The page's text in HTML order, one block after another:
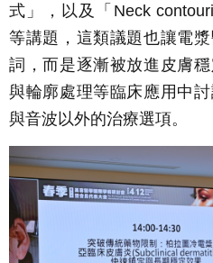
式」，以及「Neck
等講題，這類議題也讓電
詞，而是逐漸被放進皮膚
與輪廓處理等臨床應用中
與音波以外的治療選項。